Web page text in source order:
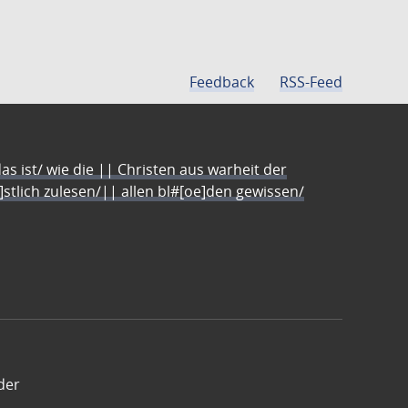
Feedback RSS-Feed
ist/ wie die || Christen aus warheit der
zulesen/|| allen bl#[oe]den gewissen/